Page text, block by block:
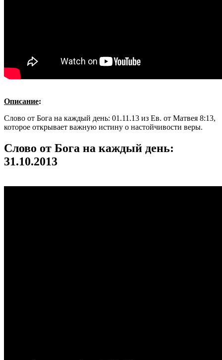
Описание:
Слово от Бога на каждый день: 01.11.13 из Ев. от Матвея 8:13,
которое открывает важную истину о настойчивости веры.
Слово от Бога на каждый день:
31.10.2013